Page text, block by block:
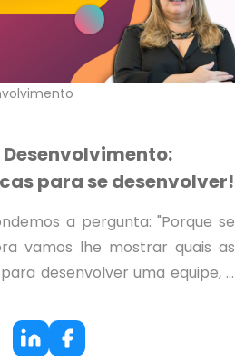
para se desenvolver!
a pergunta: "Porque se
vamos lhe mostrar quais as
desenvolver uma equipe, o
sobre esse assunto a fim de
dentro da sua empresa, é